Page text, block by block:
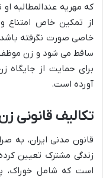
که مهریه عندالمطالبه
از تمکین خاص امتناع
خاصی صورت نگرفته
ساقط می شود و زن موظف
برای حمایت از جایگاه
آورده است.
تکالیف قانونی
قانون مدنی ایران، به
زندگی مشترک تعیین
است که شامل خوراک،